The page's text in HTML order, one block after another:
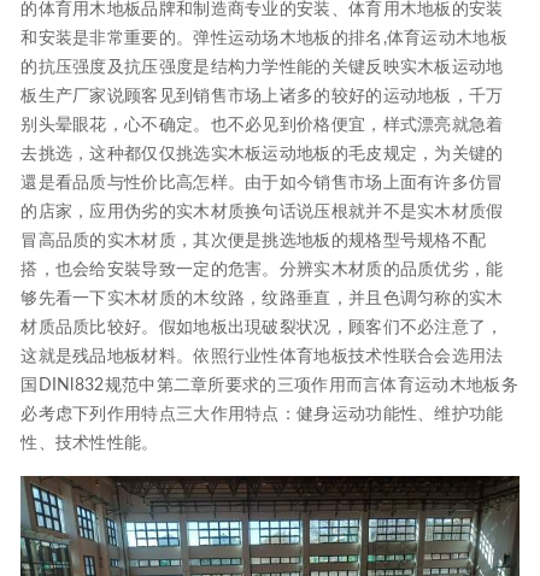
的体育用木地板品牌和制造商专业的安装、体育用木地板的安装
和安装是非常重要的。弹性运动场木地板的排名,体育运动木地板
的抗压强度及抗压强度是结构力学性能的关键反映实木板运动地
板生产厂家说顾客见到销售市场上诸多的较好的运动地板，千万
别头晕眼花，心不确定。也不必见到价格便宜，样式漂亮就急着
去挑选，这种都仅仅挑选实木板运动地板的毛皮规定，为关键的
還是看品质与性价比高怎样。由于如今销售市场上面有许多仿冒
的店家，应用伪劣的实木材质换句话说压根就并不是实木材质假
冒高品质的实木材质，其次便是挑选地板的规格型号规格不配
搭，也会给安裝导致一定的危害。分辨实木材质的品质优劣，能
够先看一下实木材质的木纹路，纹路垂直，并且色调匀称的实木
材质品质比较好。假如地板出現破裂状况，顾客们不必注意了，
这就是残品地板材料。依照行业性体育地板技术性联合会选用法
国DINl832规范中第二章所要求的三项作用而言体育运动木地板务
必考虑下列作用特点三大作用特点：健身运动功能性、维护功能
性、技术性性能。